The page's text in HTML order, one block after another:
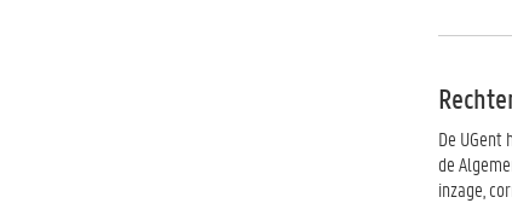
De
de
inzage,